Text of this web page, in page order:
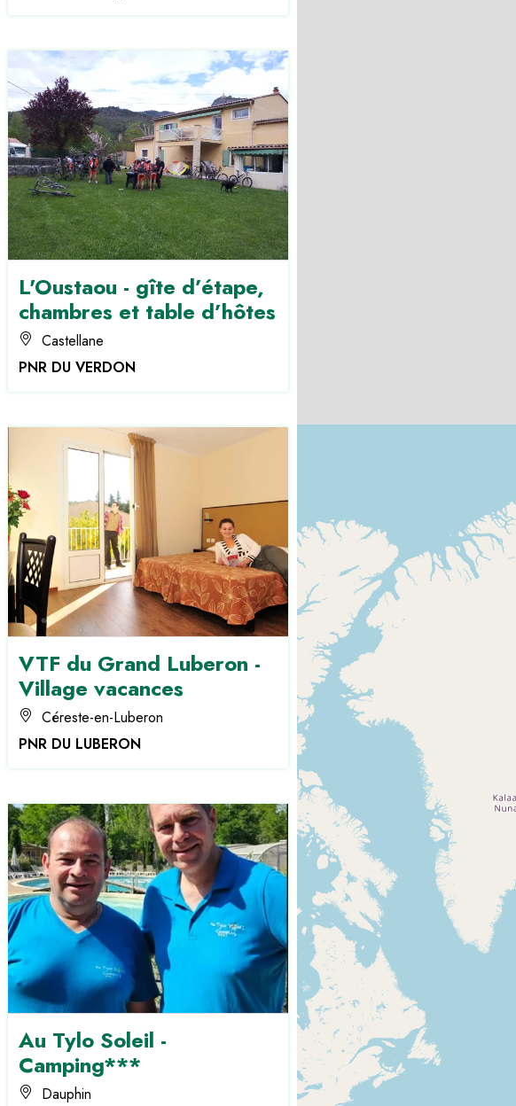
L'Oustaou - gîte d’étape,
chambres et table d’hôtes
Castellane
PNR DU VERDON
VTF du Grand Luberon -
Village vacances
Céreste-en-Luberon
PNR DU LUBERON
Au Tylo Soleil -
Camping***
Dauphin